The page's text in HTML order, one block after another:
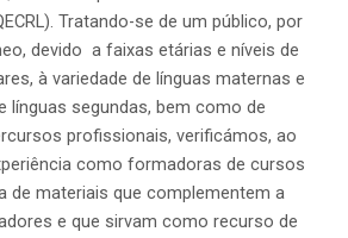
Tratando-se de um público, por
devido a faixas etárias e níveis de
à variedade de línguas maternas e
línguas segundas, bem como de
profissionais, verificámos, ao
como formadoras de cursos
de materiais que complementem a
e que sirvam como recurso de